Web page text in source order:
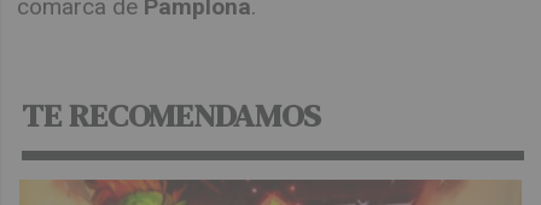
comarca de Pamplona.
TE RECOMENDAMOS